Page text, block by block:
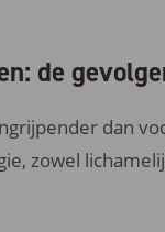
de
dan
zowel